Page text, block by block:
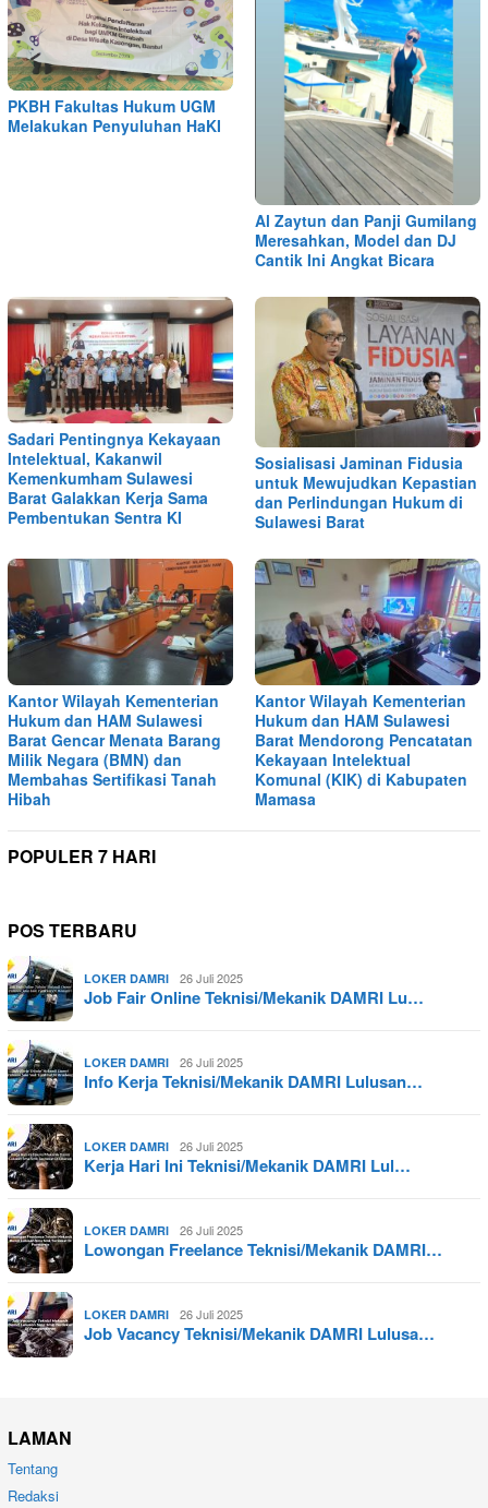
PKBH Fakultas Hukum UGM
Melakukan Penyuluhan HaKI
Al Zaytun dan Panji Gumilang
Meresahkan, Model dan DJ
Cantik Ini Angkat Bicara
Sadari Pentingnya Kekayaan
Intelektual, Kakanwil
Kemenkumham Sulawesi
Barat Galakkan Kerja Sama
Pembentukan Sentra KI
Sosialisasi Jaminan Fidusia
untuk Mewujudkan Kepastian
dan Perlindungan Hukum di
Sulawesi Barat
Kantor Wilayah Kementerian
Hukum dan HAM Sulawesi
Barat Gencar Menata Barang
Milik Negara (BMN) dan
Membahas Sertifikasi Tanah
Hibah
Kantor Wilayah Kementerian
Hukum dan HAM Sulawesi
Barat Mendorong Pencatatan
Kekayaan Intelektual
Komunal (KIK) di Kabupaten
Mamasa
POPULER 7 HARI
POS TERBARU
LOKER DAMRI 26 Juli 2025
Job Fair Online Teknisi/Mekanik DAMRI Lu…
LOKER DAMRI 26 Juli 2025
Info Kerja Teknisi/Mekanik DAMRI Lulusan…
LOKER DAMRI 26 Juli 2025
Kerja Hari Ini Teknisi/Mekanik DAMRI Lul…
LOKER DAMRI 26 Juli 2025
Lowongan Freelance Teknisi/Mekanik DAMRI…
LOKER DAMRI 26 Juli 2025
Job Vacancy Teknisi/Mekanik DAMRI Lulusa…
LAMAN
Tentang
Redaksi